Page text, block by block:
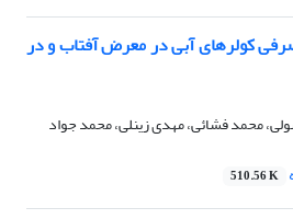
کولرهای آبی در معرض آفتاب و در
محمد فشائی، مهدی زینلی، محمد جواد
510.56 K